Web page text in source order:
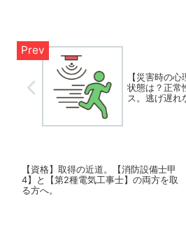
【災害時の
状態は？正常
ス。逃げ遅れ
【資格】取得の近道。【消防設備士甲
4】と【第2種電気工事士】の両方を取
る方へ。